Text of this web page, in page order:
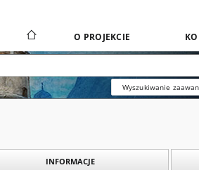
O PROJEKCIE
Wyszukiwanie
INFORMACJE